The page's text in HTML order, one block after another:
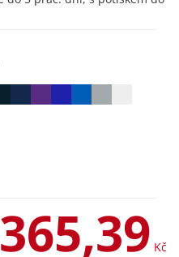
365,39 Kč